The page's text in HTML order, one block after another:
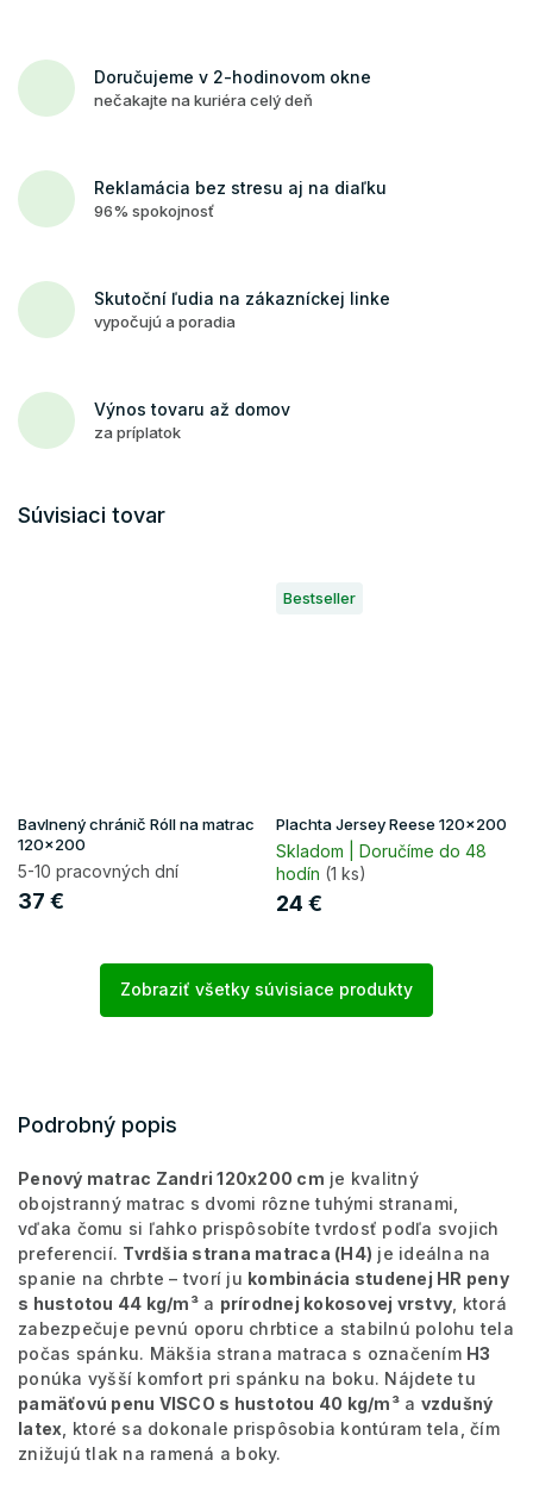
Doručujeme v 2-hodinovom okne
nečakajte na kuriéra celý deň
Reklamácia bez stresu aj na diaľku
96% spokojnosť
Skutoční ľudia na zákazníckej linke
vypočujú a poradia
Výnos tovaru až domov
za príplatok
Súvisiaci tovar
Bavlnený chránič Róll na matrac
120x200
5-10 pracovných dní
37 €
Bestseller
Plachta Jersey Reese 120x200
Skladom | Doručíme do 48
hodín (1 ks)
24 €
Zobraziť všetky súvisiace produkty
Podrobný popis
Penový matrac Zandri 120x200 cm je kvalitný
obojstranný matrac s dvomi rôzne tuhými stranami,
vďaka čomu si ľahko prispôsobíte tvrdosť podľa svojich
preferencií. Tvrdšia strana matraca (H4) je ideálna na
spanie na chrbte – tvorí ju kombinácia studenej HR peny
s hustotou 44 kg/m³a prírodnej kokosovej vrstvy , ktorá
zabezpečuje pevnú oporu chrbtice a stabilnú polohu tela
počas spánku. Mäkšia strana matraca s označením H3
ponúka vyšší komfort pri spánku na boku. Nájdete tu
pamäťovú penu VISCO s hustotou 40 kg/m³a vzdušný
latex , ktoré sa dokonale prispôsobia kontúram tela, čím
znižujú tlak na ramená a boky.